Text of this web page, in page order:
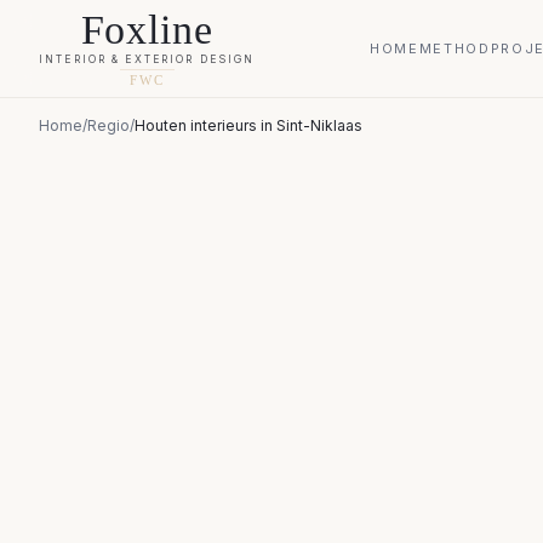
Foxline
INTERIOR & EXTERIOR DESIGN
FWC
HOME METHOD
Home/Regio/Houten interieurs in Sint-Niklaas